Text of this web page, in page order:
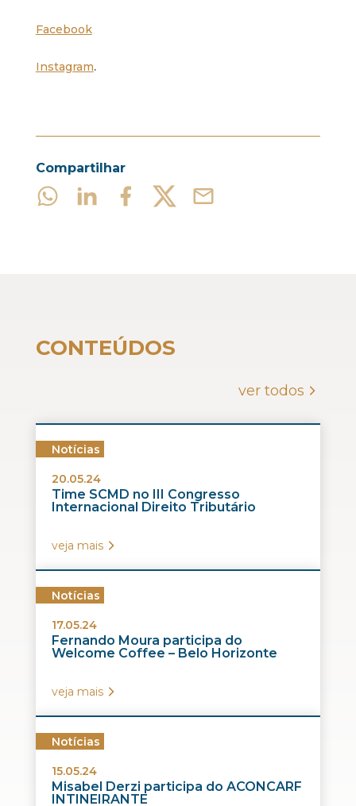
Facebook
Instagram.
Compartilhar
CONTEÚDOS
ver todos
Notícias
20.05.24
Time SCMD no III Congresso
Internacional Direito Tributário
veja mais
Notícias
17.05.24
Fernando Moura participa do
Welcome Coffee – Belo Horizonte
veja mais
Notícias
15.05.24
Misabel Derzi participa do ACONCARF
INTINEIRANTE